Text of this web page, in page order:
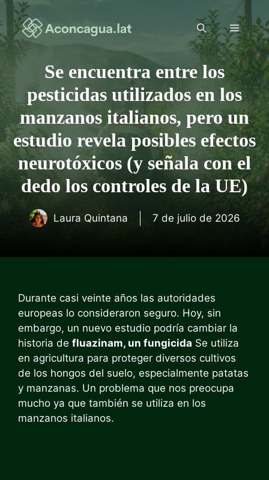
Saltar
al
contenido
Menú
Se encuentra entre los
pesticidas utilizados en los
manzanos italianos, pero un
estudio revela posibles efectos
neurotóxicos (y señala con el
dedo los controles de la UE)
Laura Quintana 7 de julio de 2026
Durante casi veinte años las autoridades
europeas lo consideraron seguro. Hoy, sin
embargo, un nuevo estudio podría cambiar la
historia de fluazinam, un fungicida Se utiliza
en agricultura para proteger diversos cultivos
de los hongos del suelo, especialmente patatas
y manzanas. Un problema que nos preocupa
mucho ya que también se utiliza en los
manzanos italianos.